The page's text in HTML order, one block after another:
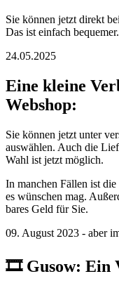
Sie können jetzt direkt
Das ist einfach bequemer.
24.05.2025
Eine kleine
Webshop:
Sie können jetzt unter
auswählen. Auch die
Wahl ist jetzt möglich.
In manchen Fällen ist
es wünschen mag.
bares Geld für Sie.
09. August 2023 - aber
🎞️ ️Gusow: Ein